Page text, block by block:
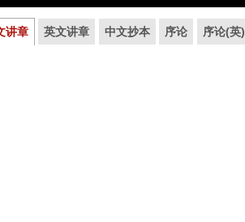
讲章 英文讲章 中文抄本 序论 序论(英)